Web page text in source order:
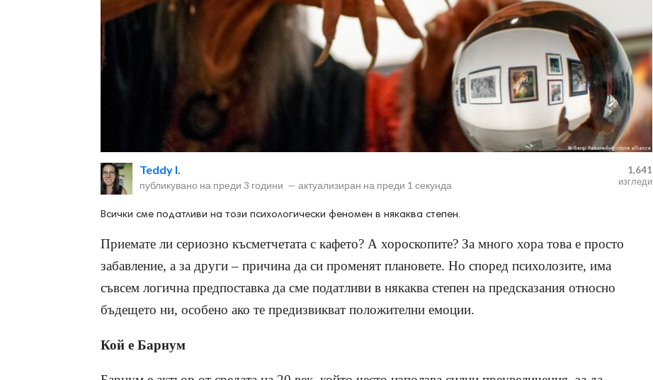
Teddy I.
публикувано на преди 3 години — актуализиран на преди 1 секунда
1,641
изгледи
Всички сме податливи на този психологически феномен в някаква степен.
Приемате ли сериозно късметчетата с кафето? А хороскопите? За много хора това е просто
забавление, а за други – причина да си променят плановете. Но според психолозите, има
съвсем логична предпоставка да сме податливи в някаква степен на предсказания относно
бъдещето ни, особено ако те предизвикват положителни емоции.
Кой е Барнум